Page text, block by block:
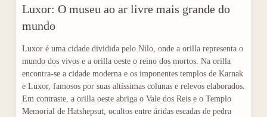
Luxor: O museu ao ar livre mais grande do
mundo
Luxor é uma cidade dividida pelo Nilo, onde a orilla representa o
mundo dos vivos e a orilla oeste o reino dos mortos. Na orilla
encontra-se a cidade moderna e os imponentes templos de Karnak
e Luxor, famosos por suas altíssimas colunas e relevos elaborados.
Em contraste, a orilla oeste abriga o Vale dos Reis e o Templo
Memorial de Hatshepsut, ocultos entre áridas escadas de pedra